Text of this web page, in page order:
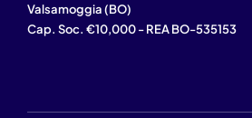
Valsamoggia (BO)
Cap. Soc. €10,000 - REA BO-535153